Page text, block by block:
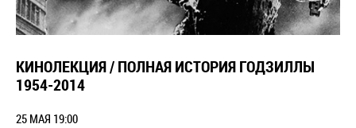
КИНОЛЕКЦИЯ / ПОЛНАЯ ИСТОРИЯ ГОДЗИЛЛЫ
1954-2014
25 МАЯ 19:00